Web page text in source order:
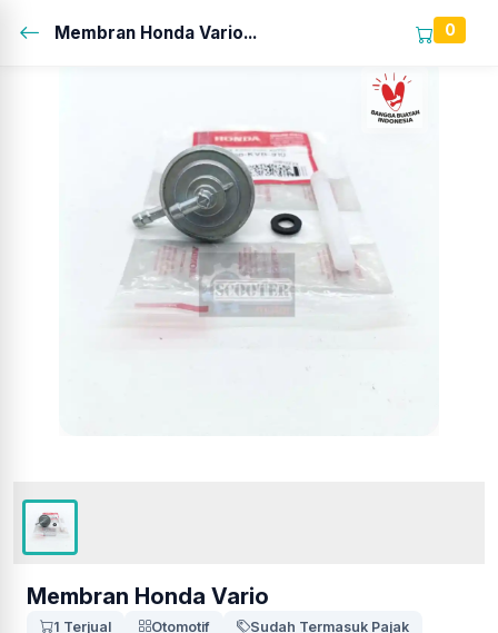
Membran Honda Vario... 0
Membran Honda Vario
1 Terjual Otomotif Sudah Termasuk Pajak